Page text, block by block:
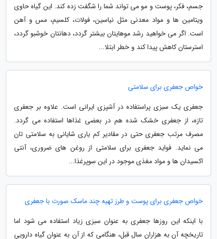
جسم، فکر، پوست و مو می تواند شما را شگفت زده کند. این گیاه حاوی
ویتامین ها و مواد معدنی مثل نیاسین، فولات، کلسیم، مس و آهن
است. اگر می خواهید رشد موهایتان بیشتر گردد، دهانتان خوشبو گردد،
استرستان کاهش پیدا کند و خطر ابتلا...
خواص جعفری برای سلامتی
جعفری یک سبزی پراستفاده در آشپزی ایرانی است. علاوه بر جعفری
تازه، از جعفری خشک شده هم در بعضی غذاها استفاده می گردد.
مصرف مرتب جعفری حتی در مقادیر کم یاری شایانی به سلامتی تان
می نماید. فواید جعفری برای سلامتی از روغن های ضروری، آنتی
اکسیدان ها و مواد مغذی موجود در این سوپرغذا...
خواص جعفری برای پوست و طرز تهیه چند ماسک صورت با جعفری
با اینکه این روزها جعفری به عنوان سبزی زیاد استفاده می شود اما
تاریخچه آن به هزاران سال قبل، هنگامی که از آن به عنوان گیاه دارویی